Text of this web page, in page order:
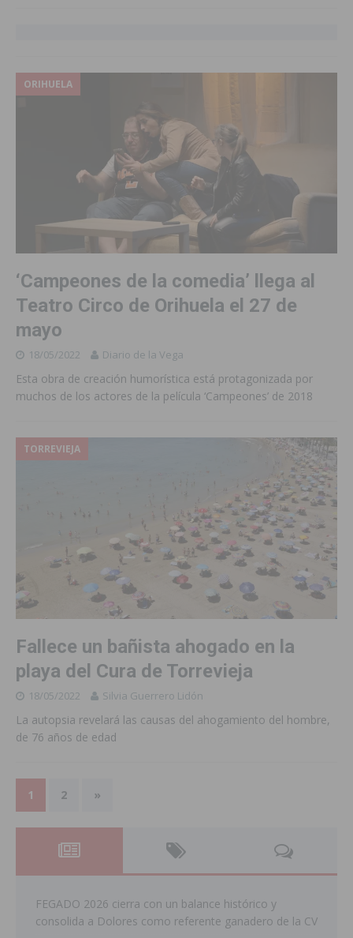
ORIHUELA
‘Campeones de la comedia’ llega al
Teatro Circo de Orihuela el 27 de
mayo
18/05/2022 Diario de la Vega
Esta obra de creación humorística está protagonizada por
muchos de los actores de la película ‘Campeones’ de 2018
TORREVIEJA
Fallece un bañista ahogado en la
playa del Cura de Torrevieja
18/05/2022 Silvia Guerrero Lidón
La autopsia revelará las causas del ahogamiento del hombre,
de 76 años de edad
1 2 »
FEGADO 2026 cierra con un balance histórico y
consolida a Dolores como referente ganadero de la CV